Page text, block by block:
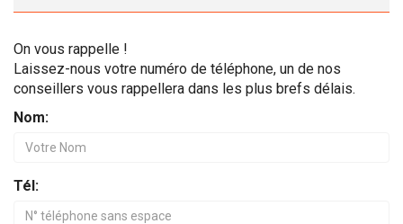
On vous rappelle !
Laissez-nous votre numéro de téléphone, un de nos
conseillers vous rappellera dans les plus brefs délais.
Nom:
Tél: